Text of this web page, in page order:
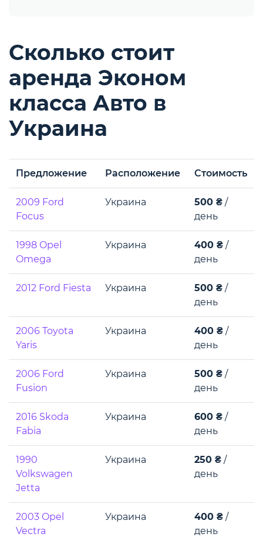
Сколько стоит
аренда Эконом
класса Авто в
Украина
Предложение Расположение Стоимость
2009 Ford
Focus
Украина 500 ₴ /
день
1998 Opel
Omega
Украина 400 ₴ /
день
2012 Ford Fiesta Украина 500 ₴ /
день
2006 Toyota
Yaris
Украина 400 ₴ /
день
2006 Ford
Fusion
Украина 500 ₴ /
день
2016 Skoda
Fabia
Украина 600 ₴ /
день
1990
Volkswagen
Jetta
Украина 250 ₴ /
день
2003 Opel
Vectra
Украина 400 ₴ /
день